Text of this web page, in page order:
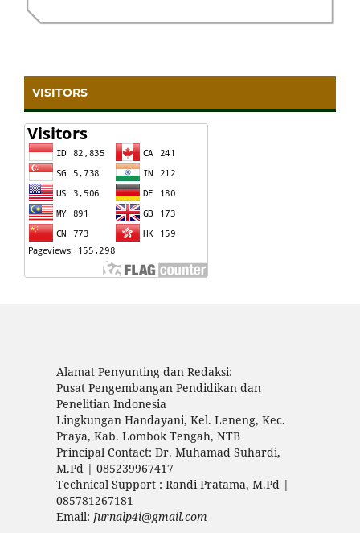
VISITORS
Alamat Penyunting dan Redaksi:
Pusat Pengembangan Pendidikan dan
Penelitian Indonesia
Lingkungan Handayani, Kel. Leneng, Kec.
Praya, Kab. Lombok Tengah, NTB
Principal Contact: Dr. Muhamad Suhardi,
M.Pd | 085239967417
Technical Support : Randi Pratama, M.Pd |
085781267181
Email: Jurnalp4i@gmail.com